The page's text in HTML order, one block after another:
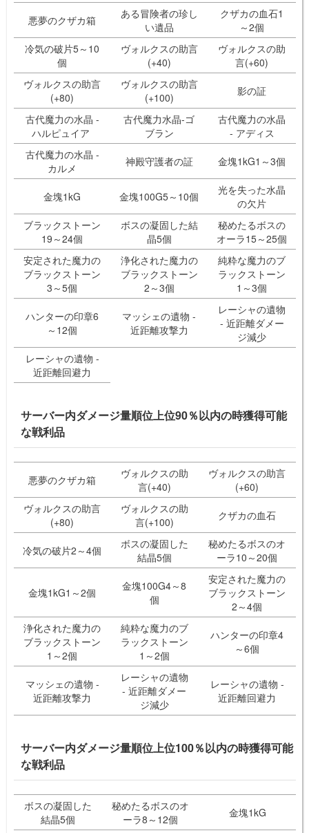
悪夢のクザカ箱
ある冒険者の珍し
い遺品
クザカの血石1
～2個
冷気の破片5～10
個
ヴォルクスの助言
(+40)
ヴォルクスの助
言(+60)
ヴォルクスの助言
(+80)
ヴォルクスの助言
(+100)
影の証
古代魔力の水晶 -
ハルピュイア
古代魔力水晶-ゴ
ブラン
古代魔力の水晶
- アディス
古代魔力の水晶 -
カルメ
神殿守護者の証 金塊1kG1～3個
金塊1kG 金塊100G5～10個
光を失った水晶
の欠片
ブラックストーン
19～24個
ボスの凝固した結
晶5個
秘めたるボスの
オーラ15～25個
安定された魔力の
ブラックストーン
3～5個
浄化された魔力の
ブラックストーン
2～3個
純粋な魔力のブ
ラックストーン
1～3個
ハンターの印章6
～12個
マッシェの遺物 -
近距離攻撃力
レーシャの遺物
- 近距離ダメー
ジ減少
レーシャの遺物 -
近距離回避力
サーバー内ダメージ量順位上位90％以内の時獲得可能
な戦利品
悪夢のクザカ箱
ヴォルクスの助
言(+40)
ヴォルクスの助言
(+60)
ヴォルクスの助言
(+80)
ヴォルクスの助
言(+100)
クザカの血石
冷気の破片2～4個
ボスの凝固した
結晶5個
秘めたるボスのオ
ーラ10～20個
金塊1kG1～2個
金塊100G4～8
個
安定された魔力の
ブラックストーン
2～4個
浄化された魔力の
ブラックストーン
1～2個
純粋な魔力のブ
ラックストーン
1～2個
ハンターの印章4
～6個
マッシェの遺物 -
近距離攻撃力
レーシャの遺物
- 近距離ダメー
ジ減少
レーシャの遺物 -
近距離回避力
サーバー内ダメージ量順位上位100％以内の時獲得可能
な戦利品
ボスの凝固した
結晶5個
秘めたるボスのオ
ーラ8～12個
金塊1kG